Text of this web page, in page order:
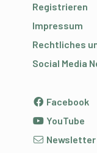
Registrieren
Impressum
Rechtliches
Social Media
Facebook
YouTube
Newsletter